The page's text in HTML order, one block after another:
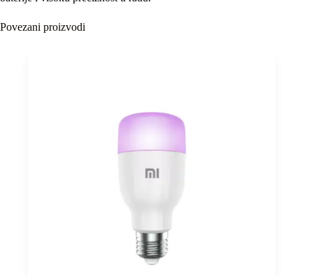
Povezani proizvodi